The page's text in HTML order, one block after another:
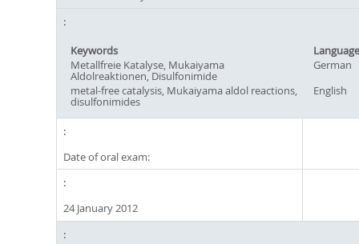
Keywords
Language
Metallfreie Katalyse, Mukaiyama
Aldolreaktionen, Disulfonimide
German
metal-free catalysis, Mukaiyama aldol reactions,
disulfonimides
English
Date of oral exam:
24 January 2012